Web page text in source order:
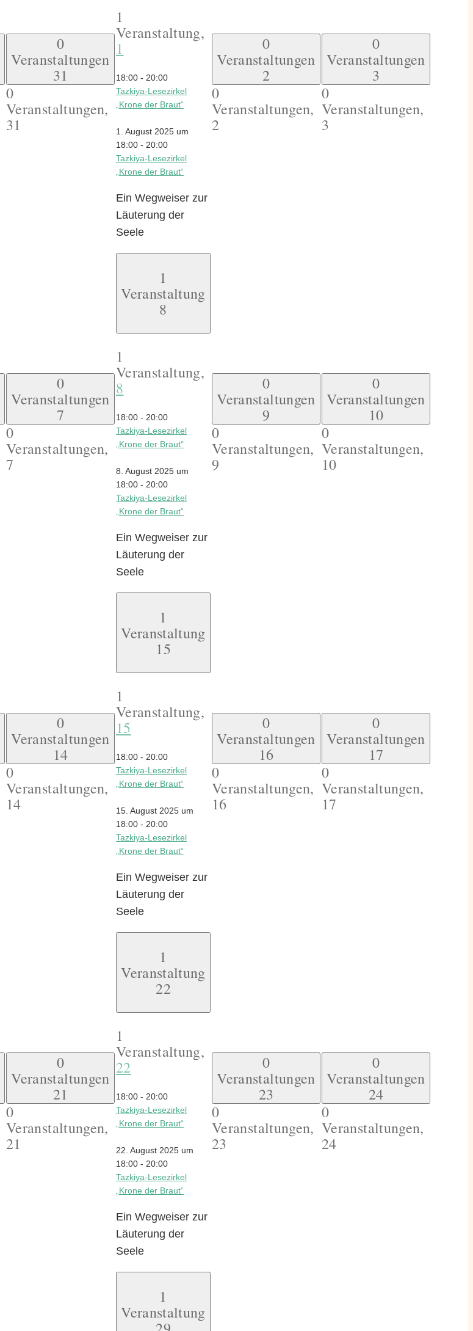
0
Veranstaltungen
31
0
Veranstaltungen,
31
1
Veranstaltung,
1
18:00 - 20:00
Tazkiya-Lesezirkel
„Krone der Braut“
1. August 2025 um
18:00 - 20:00
Tazkiya-Lesezirkel
„Krone der Braut“
Ein Wegweiser zur
Läuterung der
Seele
0
Veranstaltungen
2
0
Veranstaltungen,
2
0
Veranstaltungen
3
0
Veranstaltungen,
3
0
Veranstaltungen
7
0
Veranstaltungen,
7
1
Veranstaltung
8
1
Veranstaltung,
8
18:00 - 20:00
Tazkiya-Lesezirkel
„Krone der Braut“
8. August 2025 um
18:00 - 20:00
Tazkiya-Lesezirkel
„Krone der Braut“
Ein Wegweiser zur
Läuterung der
Seele
0
Veranstaltungen
9
0
Veranstaltungen,
9
0
Veranstaltungen
10
0
Veranstaltungen,
10
0
Veranstaltungen
14
0
Veranstaltungen,
14
1
Veranstaltung
15
1
Veranstaltung,
15
18:00 - 20:00
Tazkiya-Lesezirkel
„Krone der Braut“
15. August 2025 um
18:00 - 20:00
Tazkiya-Lesezirkel
„Krone der Braut“
Ein Wegweiser zur
Läuterung der
Seele
0
Veranstaltungen
16
0
Veranstaltungen,
16
0
Veranstaltungen
17
0
Veranstaltungen,
17
0
Veranstaltungen
21
0
Veranstaltungen,
21
1
Veranstaltung
22
1
Veranstaltung,
22
18:00 - 20:00
Tazkiya-Lesezirkel
„Krone der Braut“
22. August 2025 um
18:00 - 20:00
Tazkiya-Lesezirkel
„Krone der Braut“
Ein Wegweiser zur
Läuterung der
Seele
0
Veranstaltungen
23
0
Veranstaltungen,
23
0
Veranstaltungen
24
0
Veranstaltungen,
24
1
Veranstaltung